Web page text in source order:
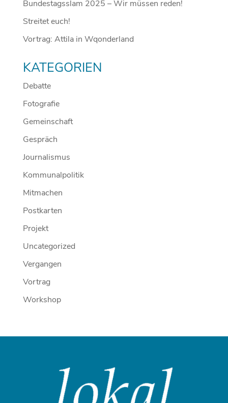
Bundestagsslam 2025 – Wir müssen reden!
Streitet euch!
Vortrag: Attila in Wqonderland
KATEGORIEN
Debatte
Fotografie
Gemeinschaft
Gespräch
Journalismus
Kommunalpolitik
Mitmachen
Postkarten
Projekt
Uncategorized
Vergangen
Vortrag
Workshop